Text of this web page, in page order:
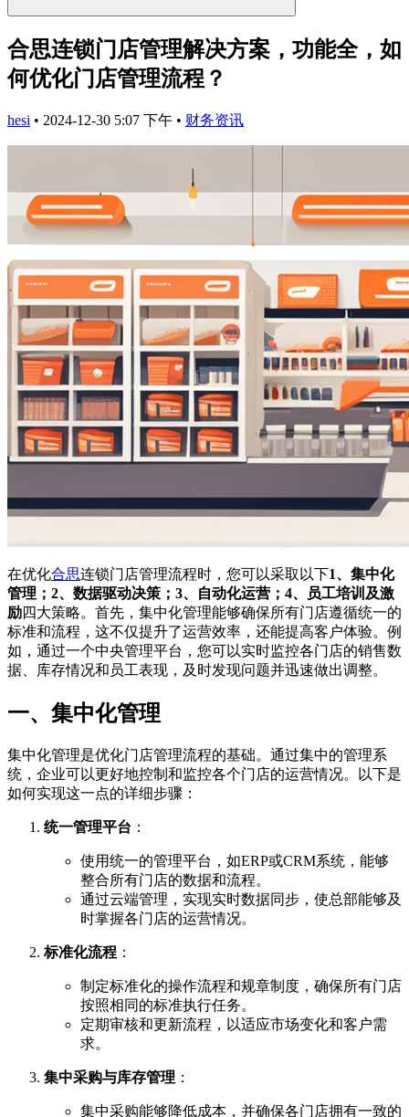
合思连锁门店管理解决方案，功能全，如
何优化门店管理流程？
hesi • 2024-12-30 5:07 下午 • 财务资讯
在优化合思连锁门店管理流程时，您可以采取以下1、集中化
管理；2、数据驱动决策；3、自动化运营；4、员工培训及激
励四大策略。首先，集中化管理能够确保所有门店遵循统一的
标准和流程，这不仅提升了运营效率，还能提高客户体验。例
如，通过一个中央管理平台，您可以实时监控各门店的销售数
据、库存情况和员工表现，及时发现问题并迅速做出调整。
一、集中化管理
集中化管理是优化门店管理流程的基础。通过集中的管理系
统，企业可以更好地控制和监控各个门店的运营情况。以下是
如何实现这一点的详细步骤：
统一管理平台 ：
使用统一的管理平台，如ERP或CRM系统，能够
整合所有门店的数据和流程。
通过云端管理，实现实时数据同步，使总部能够及
时掌握各门店的运营情况。
标准化流程 ：
制定标准化的操作流程和规章制度，确保所有门店
按照相同的标准执行任务。
定期审核和更新流程，以适应市场变化和客户需
求。
集中采购与库存管理 ：
集中采购能够降低成本，并确保各门店拥有一致的